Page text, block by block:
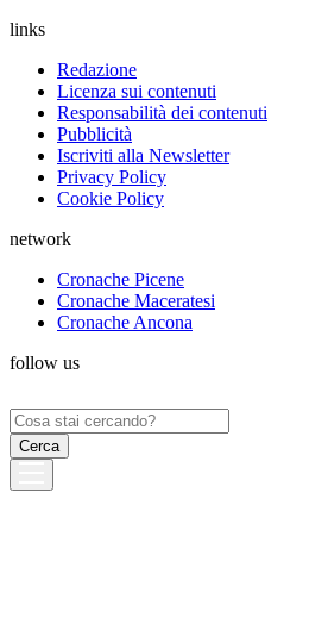
links
Redazione
Licenza sui contenuti
Responsabilità dei contenuti
Pubblicità
Iscriviti alla Newsletter
Privacy Policy
Cookie Policy
network
Cronache Picene
Cronache Maceratesi
Cronache Ancona
follow us
Ricerca
per: